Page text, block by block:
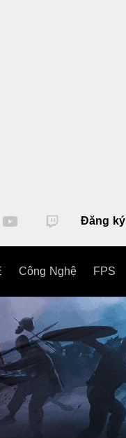
Đăng ký
Công Nghệ FPS